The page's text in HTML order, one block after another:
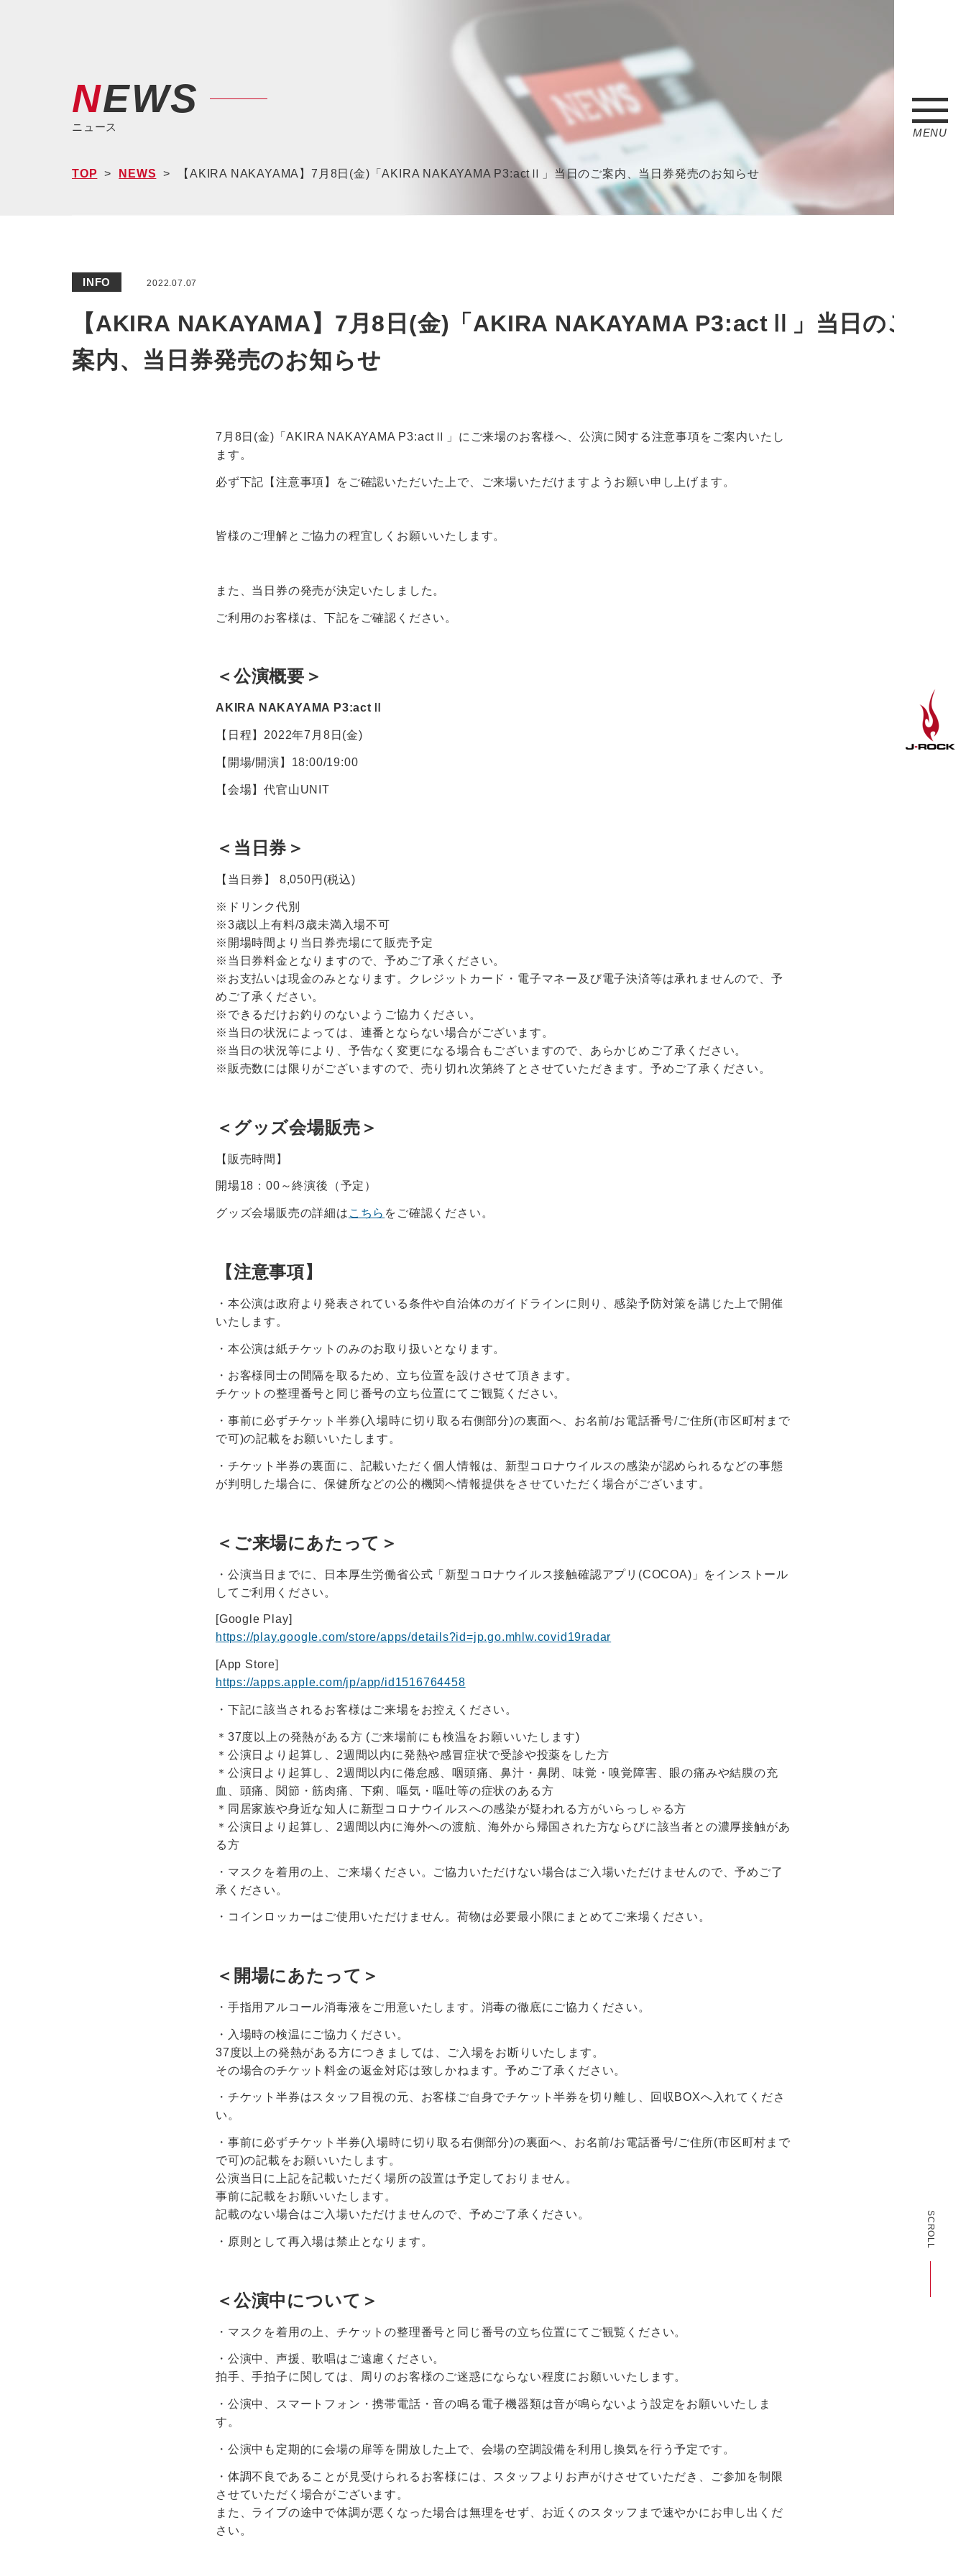
MENU
SCROLL
NEWS
ニュース
TOP NEWS 【AKIRA NAKAYAMA】7月8日(金)「AKIRA NAKAYAMA P3:actⅡ」当日のご案内、当日券発売のお知らせ
INFO 2022.07.07
【AKIRA NAKAYAMA】7月8日(金)「AKIRA NAKAYAMA P3:actⅡ」当日のご
案内、当日券発売のお知らせ
7月8日(金)「AKIRA NAKAYAMA P3:actⅡ」にご来場のお客様へ、公演に関する注意事項をご案内いたし
ます。
必ず下記【注意事項】をご確認いただいた上で、ご来場いただけますようお願い申し上げます。
皆様のご理解とご協力の程宜しくお願いいたします。
また、当日券の発売が決定いたしました。
ご利用のお客様は、下記をご確認ください。
＜公演概要＞
AKIRA NAKAYAMA P3:actⅡ
【日程】2022年7月8日(金)
【開場/開演】18:00/19:00
【会場】代官山UNIT
＜当日券＞
【当日券】 8,050円(税込)
※ドリンク代別
※3歳以上有料/3歳未満入場不可
※開場時間より当日券売場にて販売予定
※当日券料金となりますので、予めご了承ください。
※お支払いは現金のみとなります。クレジットカード・電子マネー及び電子決済等は承れませんので、予
めご了承ください。
※できるだけお釣りのないようご協力ください。
※当日の状況によっては、連番とならない場合がございます。
※当日の状況等により、予告なく変更になる場合もございますので、あらかじめご了承ください。
※販売数には限りがございますので、売り切れ次第終了とさせていただきます。予めご了承ください。
＜グッズ会場販売＞
【販売時間】
開場18：00～終演後（予定）
グッズ会場販売の詳細は こちら をご確認ください。
【注意事項】
・本公演は政府より発表されている条件や自治体のガイドラインに則り、感染予防対策を講じた上で開催
いたします。
・本公演は紙チケットのみのお取り扱いとなります。
・お客様同士の間隔を取るため、立ち位置を設けさせて頂きます。
チケットの整理番号と同じ番号の立ち位置にてご観覧ください。
・事前に必ずチケット半券(入場時に切り取る右側部分)の裏面へ、お名前/お電話番号/ご住所(市区町村まで
で可)の記載をお願いいたします。
・チケット半券の裏面に、記載いただく個人情報は、新型コロナウイルスの感染が認められるなどの事態
が判明した場合に、保健所などの公的機関へ情報提供をさせていただく場合がございます。
＜ご来場にあたって＞
・公演当日までに、日本厚生労働省公式「新型コロナウイルス接触確認アプリ(COCOA)」をインストール
してご利用ください。
[Google Play]
https://play.google.com/store/apps/details?id=jp.go.mhlw.covid19radar
[App Store]
https://apps.apple.com/jp/app/id1516764458
・下記に該当されるお客様はご来場をお控えください。
＊37度以上の発熱がある方 (ご来場前にも検温をお願いいたします)
＊公演日より起算し、2週間以内に発熱や感冒症状で受診や投薬をした方
＊公演日より起算し、2週間以内に倦怠感、咽頭痛、鼻汁・鼻閉、味覚・嗅覚障害、眼の痛みや結膜の充
血、頭痛、関節・筋肉痛、下痢、嘔気・嘔吐等の症状のある方
＊同居家族や身近な知人に新型コロナウイルスへの感染が疑われる方がいらっしゃる方
＊公演日より起算し、2週間以内に海外への渡航、海外から帰国された方ならびに該当者との濃厚接触があ
る方
・マスクを着用の上、ご来場ください。ご協力いただけない場合はご入場いただけませんので、予めご了
承ください。
・コインロッカーはご使用いただけません。荷物は必要最小限にまとめてご来場ください。
＜開場にあたって＞
・手指用アルコール消毒液をご用意いたします。消毒の徹底にご協力ください。
・入場時の検温にご協力ください。
37度以上の発熱がある方につきましては、ご入場をお断りいたします。
その場合のチケット料金の返金対応は致しかねます。予めご了承ください。
・チケット半券はスタッフ目視の元、お客様ご自身でチケット半券を切り離し、回収BOXへ入れてくださ
い。
・事前に必ずチケット半券(入場時に切り取る右側部分)の裏面へ、お名前/お電話番号/ご住所(市区町村まで
で可)の記載をお願いいたします。
公演当日に上記を記載いただく場所の設置は予定しておりません。
事前に記載をお願いいたします。
記載のない場合はご入場いただけませんので、予めご了承ください。
・原則として再入場は禁止となります。
＜公演中について＞
・マスクを着用の上、チケットの整理番号と同じ番号の立ち位置にてご観覧ください。
・公演中、声援、歌唱はご遠慮ください。
拍手、手拍子に関しては、周りのお客様のご迷惑にならない程度にお願いいたします。
・公演中、スマートフォン・携帯電話・音の鳴る電子機器類は音が鳴らないよう設定をお願いいたしま
す。
・公演中も定期的に会場の扉等を開放した上で、会場の空調設備を利用し換気を行う予定です。
・体調不良であることが見受けられるお客様には、スタッフよりお声がけさせていただき、ご参加を制限
させていただく場合がございます。
また、ライブの途中で体調が悪くなった場合は無理をせず、お近くのスタッフまで速やかにお申し出くだ
さい。